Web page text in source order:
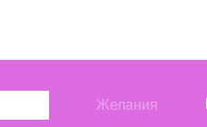
Желания